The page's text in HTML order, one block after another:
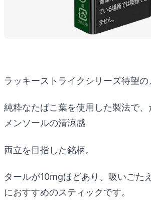
ラッキーストライクシリーズ待望の
純粋なたばこ葉を使用した製法で、
メンソールの清涼感
両立を目指した銘柄。
タールが10mgほどあり、吸いごた
におすすめのスティックです。